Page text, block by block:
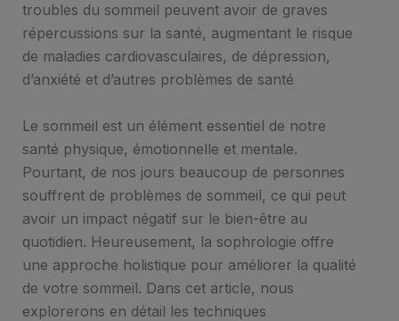
troubles du sommeil peuvent avoir de graves
répercussions sur la santé, augmentant le risque
de maladies cardiovasculaires, de dépression,
d’anxiété et d’autres problèmes de santé
Le sommeil est un élément essentiel de notre
santé physique, émotionnelle et mentale.
Pourtant, de nos jours beaucoup de personnes
souffrent de problèmes de sommeil, ce qui peut
avoir un impact négatif sur le bien-être au
quotidien. Heureusement, la sophrologie offre
une approche holistique pour améliorer la qualité
de votre sommeil. Dans cet article, nous
explorerons en détail les techniques